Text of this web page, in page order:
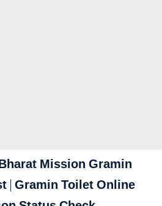
Mission Gramin
| Gramin Toilet Online